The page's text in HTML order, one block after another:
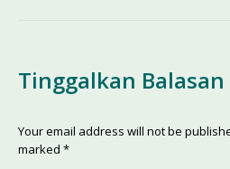
Tinggalkan Balasan
Your email address will not be
marked *